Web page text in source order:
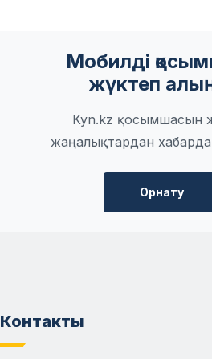
Мобилді
жүктеп
Kyn.kz қосымшасын
жаңалықтардан
Орнату
Контакты